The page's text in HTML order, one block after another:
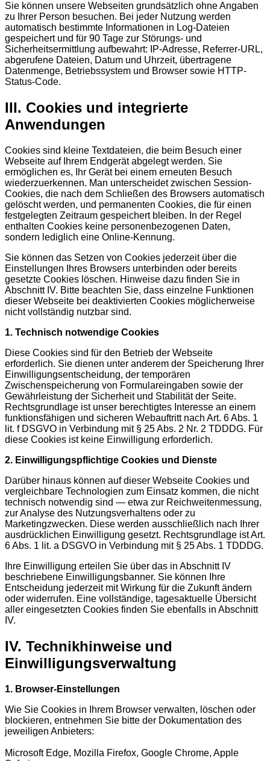
Sie können unsere Webseiten grundsätzlich ohne Angaben
zu Ihrer Person besuchen. Bei jeder Nutzung werden
automatisch bestimmte Informationen in Log-Dateien
gespeichert und für 90 Tage zur Störungs- und
Sicherheitsermittlung aufbewahrt: IP-Adresse, Referrer-URL,
abgerufene Dateien, Datum und Uhrzeit, übertragene
Datenmenge, Betriebssystem und Browser sowie HTTP-
Status-Code.
III. Cookies und integrierte
Anwendungen
Cookies sind kleine Textdateien, die beim Besuch einer
Webseite auf Ihrem Endgerät abgelegt werden. Sie
ermöglichen es, Ihr Gerät bei einem erneuten Besuch
wiederzuerkennen. Man unterscheidet zwischen Session-
Cookies, die nach dem Schließen des Browsers automatisch
gelöscht werden, und permanenten Cookies, die für einen
festgelegten Zeitraum gespeichert bleiben. In der Regel
enthalten Cookies keine personenbezogenen Daten,
sondern lediglich eine Online-Kennung.
Sie können das Setzen von Cookies jederzeit über die
Einstellungen Ihres Browsers unterbinden oder bereits
gesetzte Cookies löschen. Hinweise dazu finden Sie in
Abschnitt IV. Bitte beachten Sie, dass einzelne Funktionen
dieser Webseite bei deaktivierten Cookies möglicherweise
nicht vollständig nutzbar sind.
1. Technisch notwendige Cookies
Diese Cookies sind für den Betrieb der Webseite
erforderlich. Sie dienen unter anderem der Speicherung Ihrer
Einwilligungsentscheidung, der temporären
Zwischenspeicherung von Formulareingaben sowie der
Gewährleistung der Sicherheit und Stabilität der Seite.
Rechtsgrundlage ist unser berechtigtes Interesse an einem
funktionsfähigen und sicheren Webauftritt nach Art. 6 Abs. 1
lit. f DSGVO in Verbindung mit § 25 Abs. 2 Nr. 2 TDDDG. Für
diese Cookies ist keine Einwilligung erforderlich.
2. Einwilligungspflichtige Cookies und Dienste
Darüber hinaus können auf dieser Webseite Cookies und
vergleichbare Technologien zum Einsatz kommen, die nicht
technisch notwendig sind — etwa zur Reichweitenmessung,
zur Analyse des Nutzungsverhaltens oder zu
Marketingzwecken. Diese werden ausschließlich nach Ihrer
ausdrücklichen Einwilligung gesetzt. Rechtsgrundlage ist Art.
6 Abs. 1 lit. a DSGVO in Verbindung mit § 25 Abs. 1 TDDDG.
Ihre Einwilligung erteilen Sie über das in Abschnitt IV
beschriebene Einwilligungsbanner. Sie können Ihre
Entscheidung jederzeit mit Wirkung für die Zukunft ändern
oder widerrufen. Eine vollständige, tagesaktuelle Übersicht
aller eingesetzten Cookies finden Sie ebenfalls in Abschnitt
IV.
IV. Technikhinweise und
Einwilligungsverwaltung
1. Browser-Einstellungen
Wie Sie Cookies in Ihrem Browser verwalten, löschen oder
blockieren, entnehmen Sie bitte der Dokumentation des
jeweiligen Anbieters:
Microsoft Edge, Mozilla Firefox, Google Chrome, Apple